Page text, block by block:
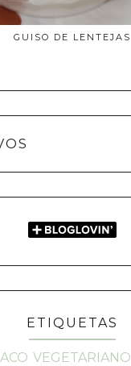
GUISO DE LENTEJAS
ETIQUETAS
VEGETARIANO